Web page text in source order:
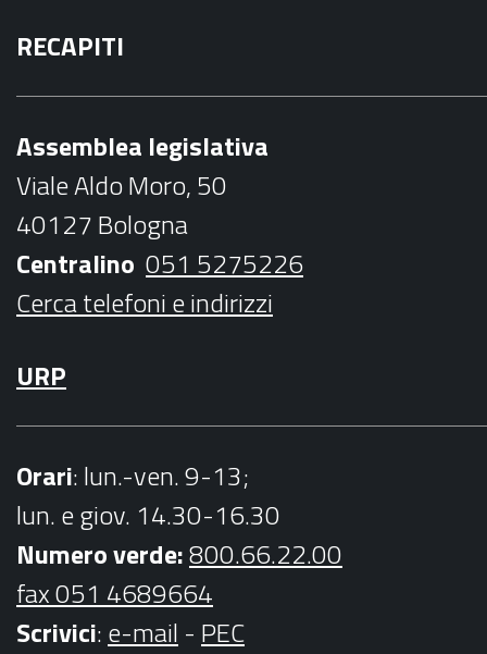
c
e
k
i
t
t
a
m
t
b
e
l
RECAPITI
Assemblea legislativa
Viale Aldo Moro, 50
40127 Bologna
Centralino 051 5275226
Cerca telefoni e indirizzi
URP
Orari: lun.-ven. 9-13;
lun. e giov. 14.30-16.30
Numero verde:800.66.22.00
fax 051 4689664
Scrivici:e-mail - PEC